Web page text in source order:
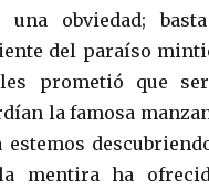
obviedad;
del paraíso
prometió que
la famosa
estemos
mentira ha